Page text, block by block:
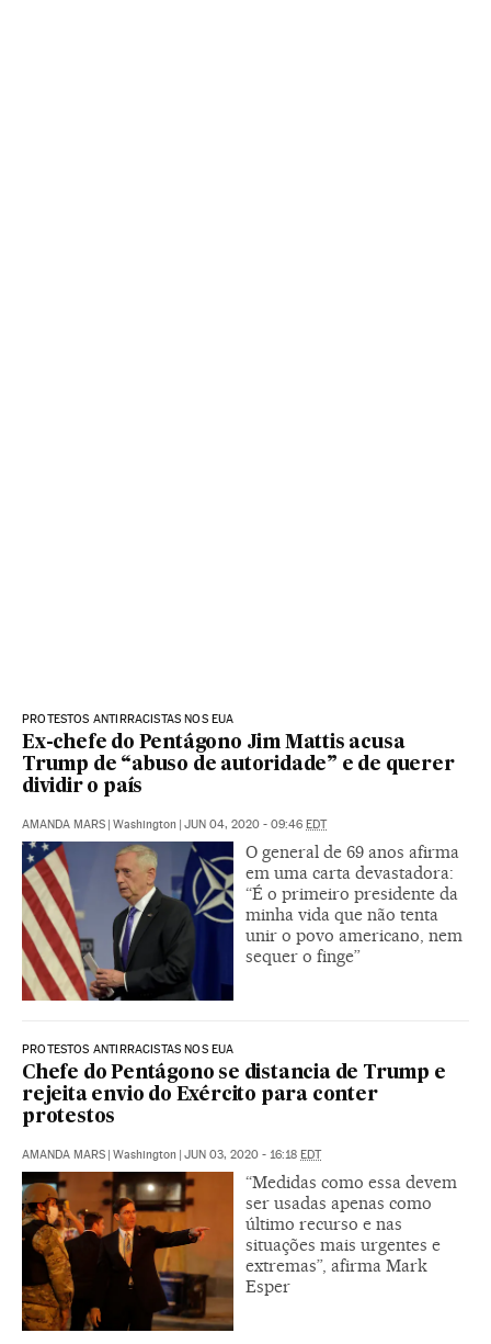
PROTESTOS ANTIRRACISTAS NOS EUA
Ex-chefe do Pentágono Jim Mattis acusa
Trump de “abuso de autoridade” e de querer
dividir o país
AMANDA MARS | Washington | JUN 04, 2020 - 09:46 EDT
O general de 69 anos afirma
em uma carta devastadora:
“É o primeiro presidente da
minha vida que não tenta
unir o povo americano, nem
sequer o finge”
PROTESTOS ANTIRRACISTAS NOS EUA
Chefe do Pentágono se distancia de Trump e
rejeita envio do Exército para conter
protestos
AMANDA MARS | Washington | JUN 03, 2020 - 16:18 EDT
“Medidas como essa devem
ser usadas apenas como
último recurso e nas
situações mais urgentes e
extremas”, afirma Mark
Esper